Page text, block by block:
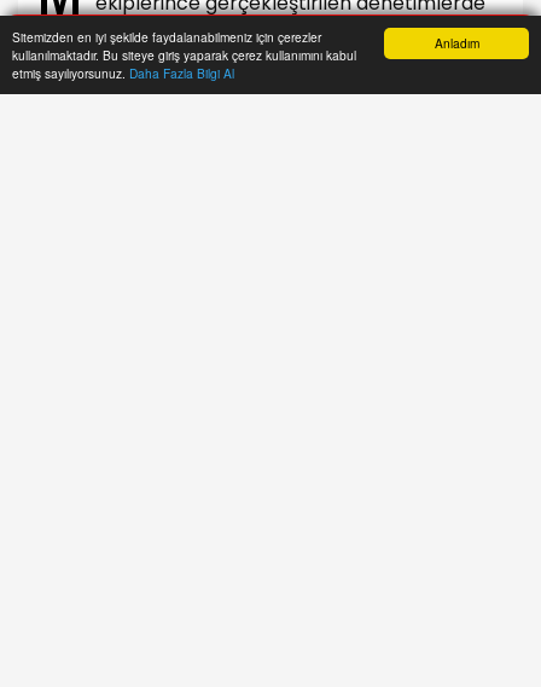
Anladım
Sitemizden en iyi şekilde faydalanabilmeniz için çerezler
kullanılmaktadır. Bu siteye giriş yaparak çerez kullanımını kabul
etmiş sayılıyorsunuz. Daha Fazla Bilgi Al
usulsüz avlandıkları tespit edilen 6 kişi hakkında
yasal işlem uygulanırken, ele geçirilen canlı
keklikler doğal yaşam alanlarına bırakıldı.
Anasayfa Yazarlar Haber Ara İhbar Hattı Menu